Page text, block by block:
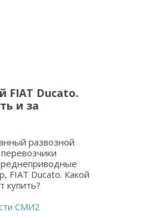
FIAT Ducato.
и за
развозной
FIAT Ducato. Какой
купить?
СМИ2